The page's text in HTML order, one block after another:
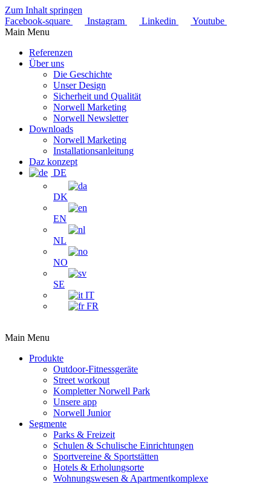
Zum Inhalt springen
Facebook-square
Instagram Linkedin
Youtube
Main Menu
Referenzen
Über uns
Die Geschichte
Unser Design
Sicherheit und Qualität
Norwell Marketing
Norwell Newsletter
Downloads
Norwell Marketing
Installationsanleitung
Daz konzept
DE
DK
EN
NL
NO
SE
IT
FR
Main Menu
Produkte
Outdoor-Fitnessgeräte
Street workout
Kompletter Norwell Park
Unsere app
Norwell Junior
Segmente
Parks & Freizeit
Schulen & Schulische Einrichtungen
Sportvereine & Sportstätten
Hotels & Erholungsorte
Wohnungswesen & Apartmentkomplexe